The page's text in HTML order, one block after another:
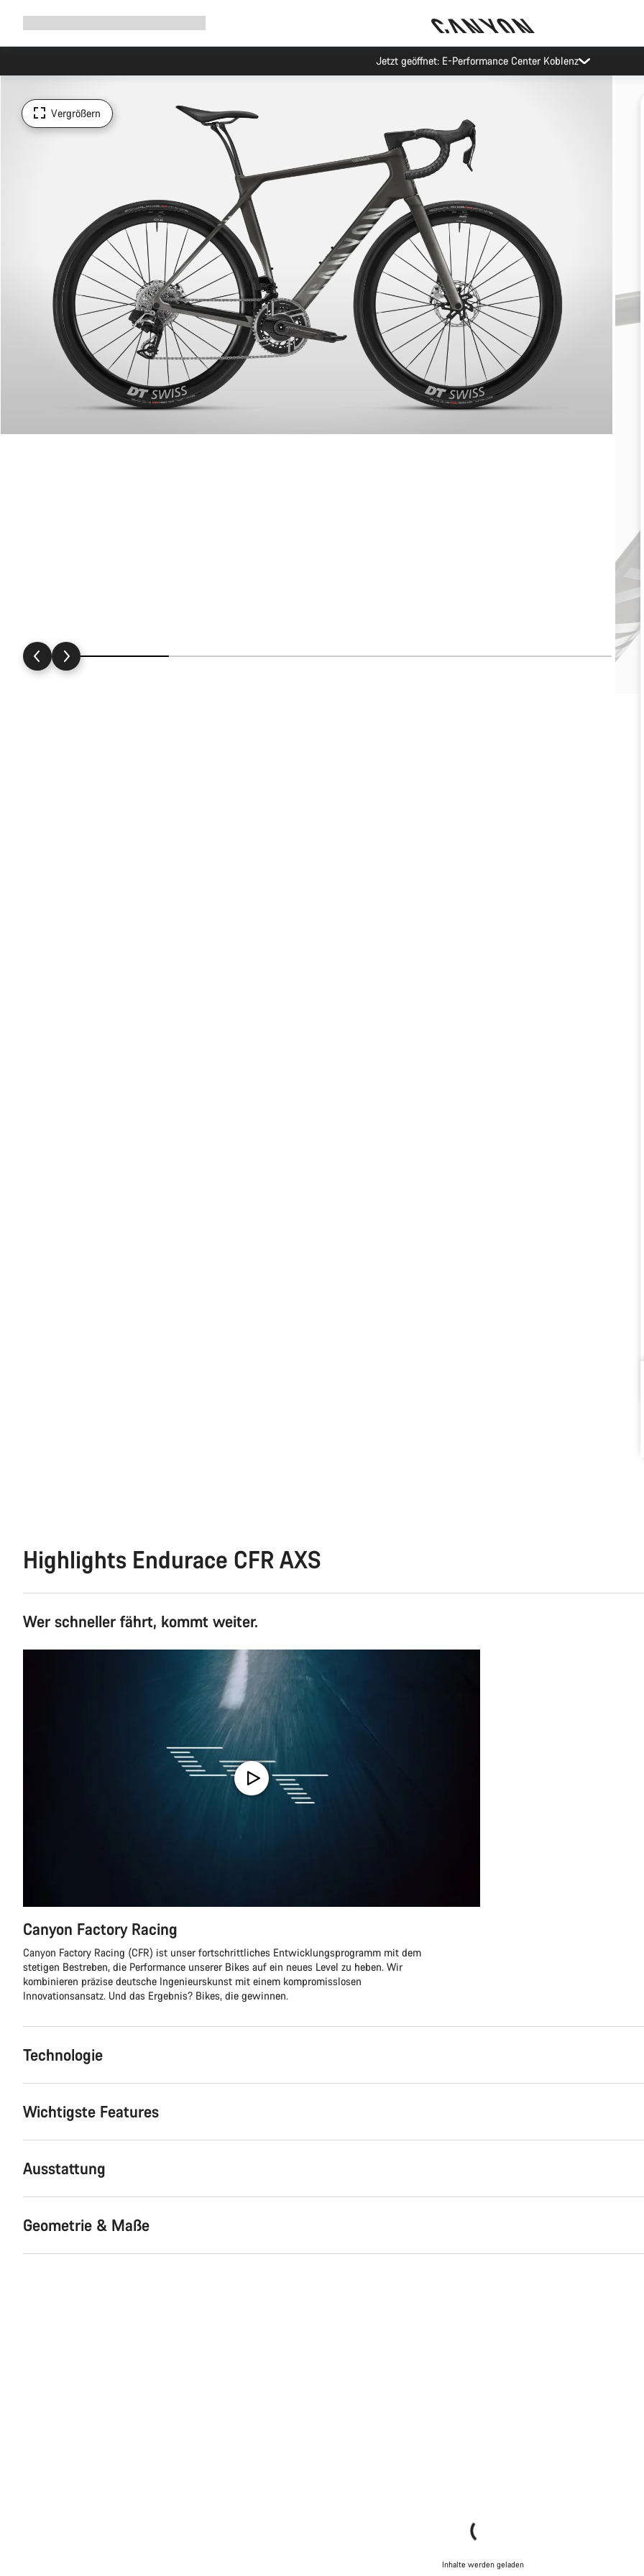
Jetzt geöffnet: E-Performance Center Koblenz
Vergrößern
Highlights Endurace CFR AXS
Wer schneller fährt, kommt weiter.
Canyon Factory Racing
Canyon Factory Racing (CFR) ist unser fortschrittliches Entwicklungsprogramm mit dem
stetigen Bestreben, die Performance unserer Bikes auf ein neues Level zu heben. Wir
kombinieren präzise deutsche Ingenieurskunst mit einem kompromisslosen
Innovationsansatz. Und das Ergebnis? Bikes, die gewinnen.
Technologie
Wichtigste Features
Ausstattung
Geometrie & Maße
Inhalte werden geladen